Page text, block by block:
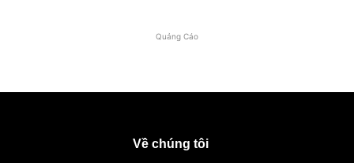
Quảng Cáo
Về chúng tôi